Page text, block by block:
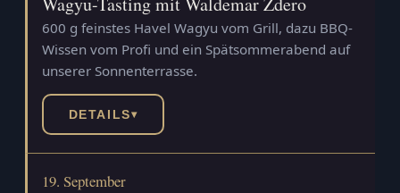
600 g feinstes Havel Wagyu vom Grill, dazu BBQ-
Wissen vom Profi und ein Spätsommerabend auf
unserer Sonnenterrasse.
DETAILS▾
19. September